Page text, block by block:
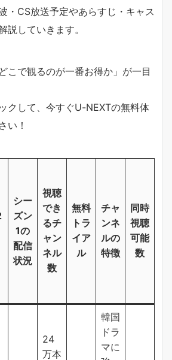
・CS放送予定やあらすじ・キャス
説していきます。
こで観るのが一番お得か」が一目
クして、今すぐU-NEXTの無料体
い！
シー
ズン
1の
配信
状況
視聴
でき
るチ
ャン
ネル
数
無料
トラ
イア
ル
チャ
ンネ
ルの
特徴
同時
視聴
可能
数
24
万本
韓国
ドラ
マに